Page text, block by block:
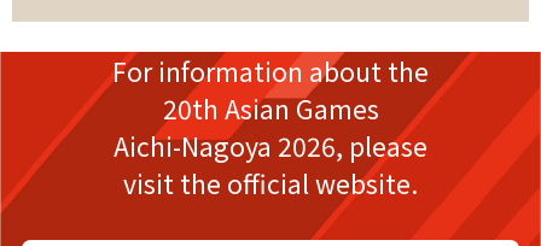
For information about the
20th Asian Games
Aichi-Nagoya 2026, please
visit the official website.